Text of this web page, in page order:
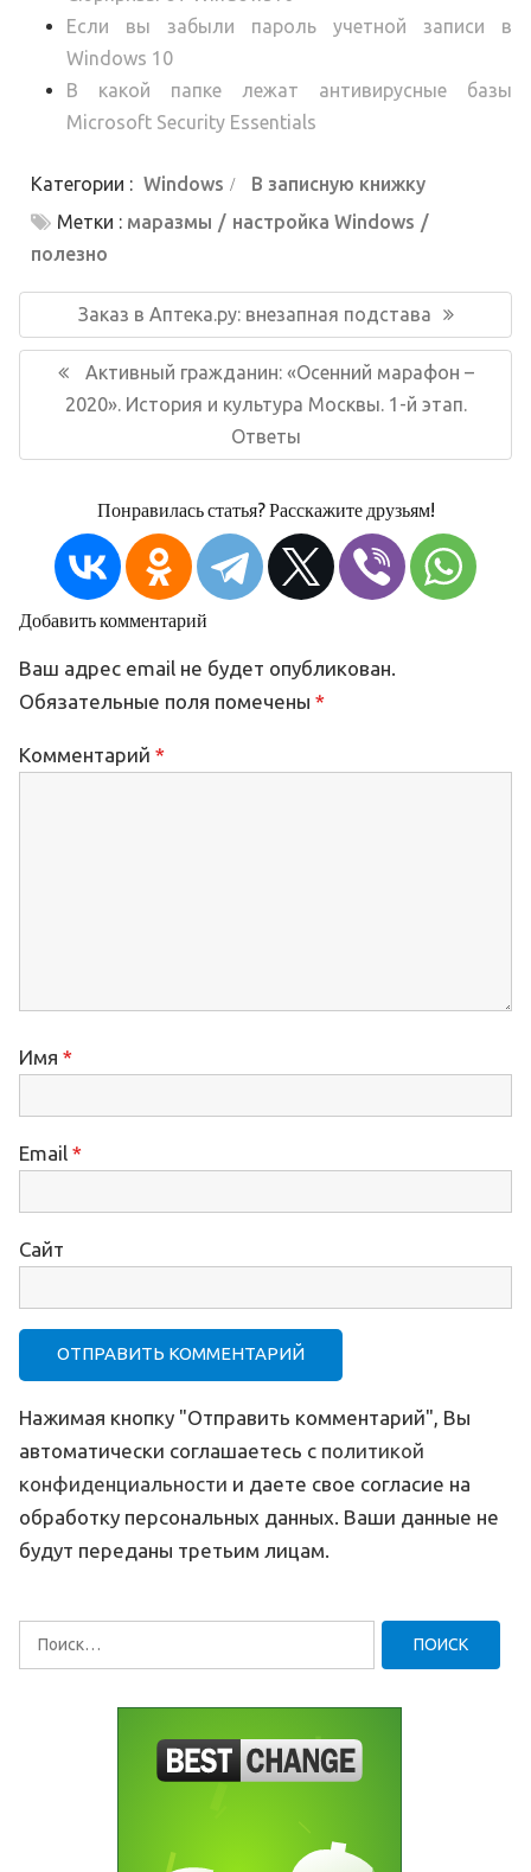
Если вы забыли пароль учетной записи в
Windows 10
В какой папке лежат антивирусные базы
Microsoft Security Essentials
Категории : Windows
В записную книжку
Метки : маразмы
настройка Windows
полезно
записям
Предыдущая
запись:
Заказ в Аптека.ру: внезапная подстава
Следующая
запись:
Активный гражданин: «Осенний марафон –
2020». История и культура Москвы. 1-й этап.
Ответы
Понравилась статья? Расскажите друзьям!
Добавить комментарий
Ваш адрес email не будет опубликован.
Обязательные поля помечены *
Комментарий *
Имя *
Email *
Сайт
Нажимая кнопку "Отправить комментарий", Вы
автоматически соглашаетесь с политикой
конфиденциальности и даете свое согласие на
обработку персональных данных. Ваши данные не
будут переданы третьим лицам.
Найти: